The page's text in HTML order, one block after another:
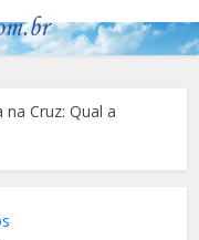
na Cruz: Qual a